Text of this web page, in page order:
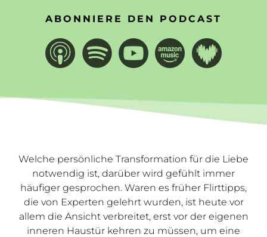
ABONNIERE DEN PODCAST
Welche persönliche Transformation für die Liebe
notwendig ist, darüber wird gefühlt immer
häufiger gesprochen. Waren es früher Flirttipps,
die von Experten gelehrt wurden, ist heute vor
allem die Ansicht verbreitet, erst vor der eigenen
inneren Haustür kehren zu müssen, um eine